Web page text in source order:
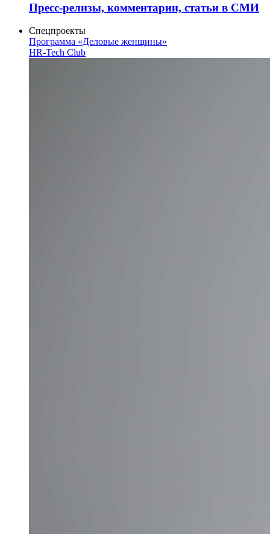
Пресс-релизы, комментарии, статьи в СМИ
Спецпроекты
Программа «Деловые женщины»
HR-Tech Club